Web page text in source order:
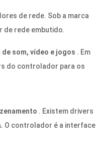
de rede. Sob a marca
de rede embutido.
som, vídeo e jogos . Em
do controlador para os
. Existem drivers
O controlador é a interface